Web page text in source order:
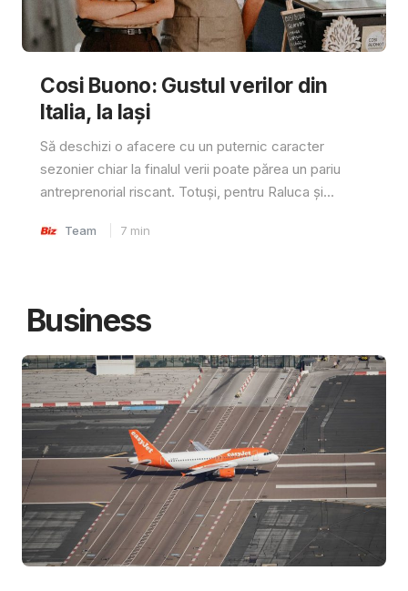
Cosi Buono: Gustul verilor din
Italia, la Iași
Să deschizi o afacere cu un puternic caracter
sezonier chiar la finalul verii poate părea un pariu
antreprenorial riscant. Totuși, pentru Raluca și...
Team 7 min
Business